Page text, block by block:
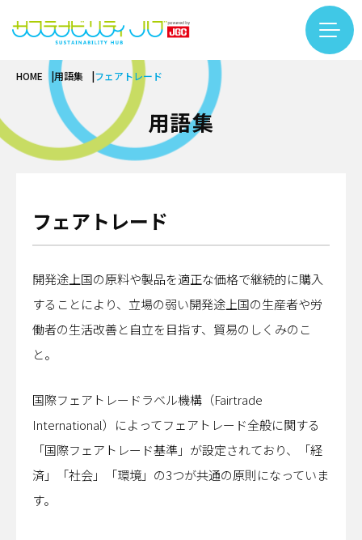
コラム一覧
カーボンニュートラル
基礎知識
アンモニア・水素
バイオものづくり
バイオエネルギー
基礎知識
ケミカルリサイクル
テクノロジー
インタビュー
テクノロジー
カーボンニュートラル
バイオ
働き方
わたしの仕事と日常
用語集
わたしたちについて
メールマガジン登録
フリーワード検索
#LNG #インタビュー
#サステナビリティ入門
#するーぷ
#バイオマス
#バイオものづくり
#事例
#企業×サステナビリティ
#佐久本太一シリーズ
#働き方
#再生可能エネルギー
#日揮グループの紹介
HOME 用語集 フェアトレード
用語集
フェアトレード
開発途上国の原料や製品を適正な価格で継続的に購入
することにより、立場の弱い開発途上国の生産者や労
働者の生活改善と自立を目指す、貿易のしくみのこ
と。
国際フェアトレードラベル機構（Fairtrade
International）によってフェアトレード全般に関する
「国際フェアトレード基準」が設定されており、「経
済」「社会」「環境」の3つが共通の原則になっていま
す。